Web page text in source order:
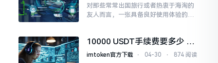
对那些常常出国旅行或者热衷于海淘的
友人而言，一张具备良好使用体验的全
卡畅行全球”的特点
10000 USDT手续费要多少 转
账提现成本详解
imtoken官方下载 ⋅ 04-30 ⋅ 874 阅读